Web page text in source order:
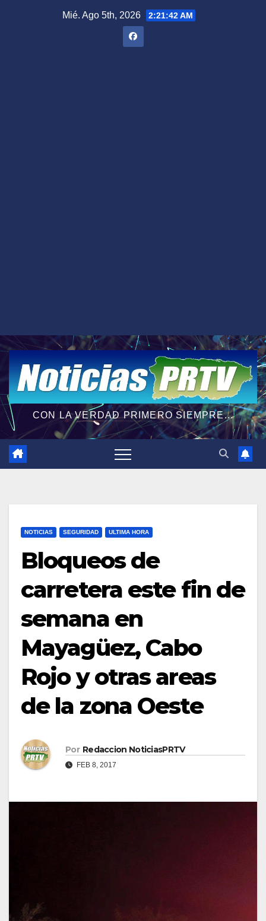
Mié. Ago 5th, 2026 2:21:43 AM
CON LA VERDAD PRIMERO SIEMPRE...
NOTICIAS SEGURIDAD ULTIMA HORA
Bloqueos de
carretera este fin de
semana en
Mayagüez, Cabo
Rojo y otras areas
de la zona Oeste
Por Redaccion NoticiasPRTV
FEB 8, 2017